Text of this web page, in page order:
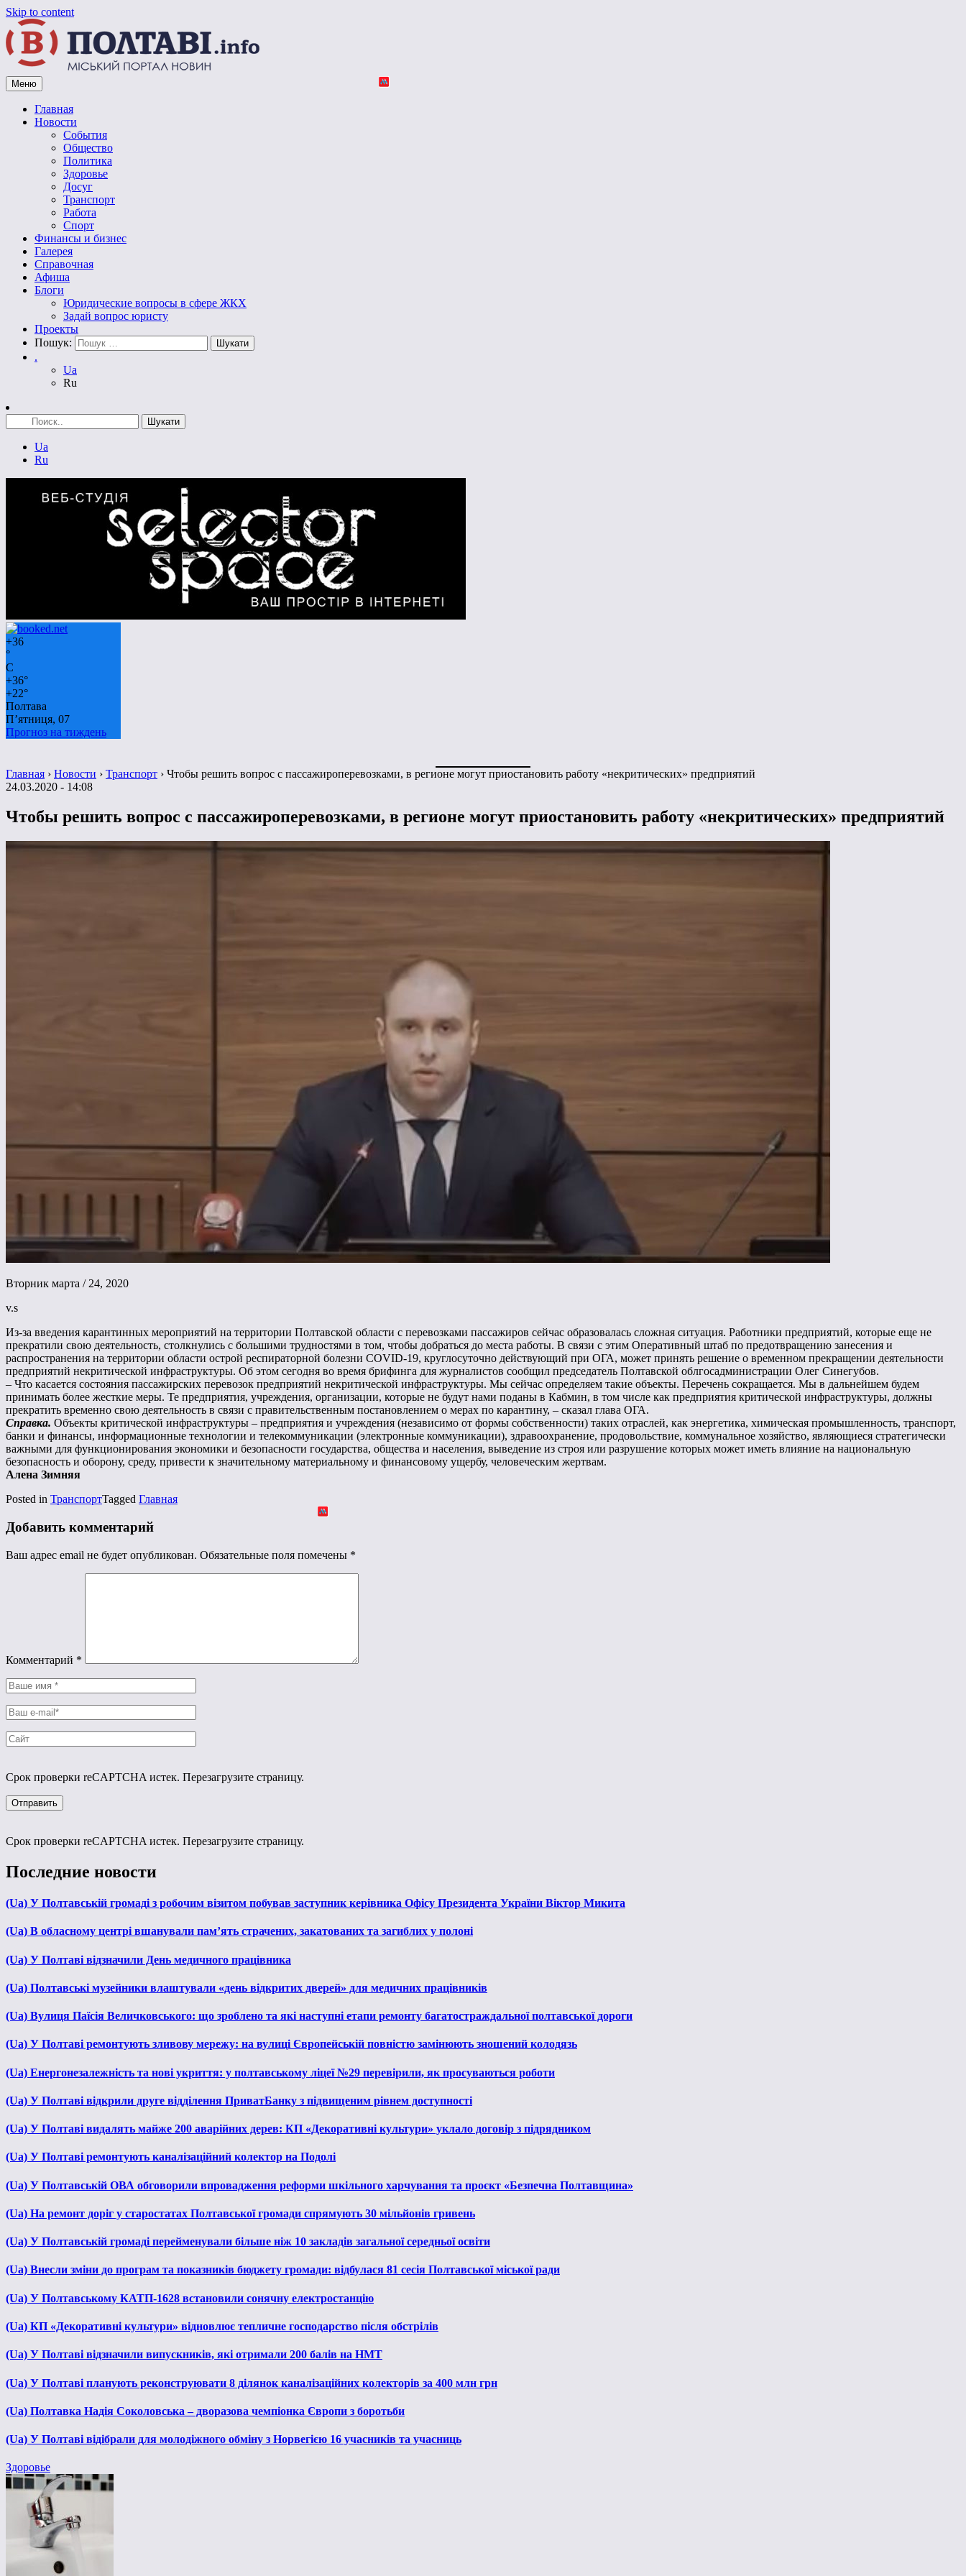
Skip to content
Vpoltave.info
Полтавский портал новостей
Меню
Главная
Новости
События
Общество
Политика
Здоровье
Досуг
Транспорт
Работа
Спорт
Финансы и бизнес
Галерея
Справочная
Афиша
Блоги
Юридические вопросы в сфере ЖКХ
Задай вопрос юристу
Проекты
Пошук:
.
Ua
Ru
Ua
Ru
+36
°
C
+36°
+22°
Полтава
П’ятниця, 07
Прогноз на тиждень
Главная › Новости › Транспорт › Чтобы решить вопрос с пассажироперевозками, в регионе могут приостановить работу «некритических» предприятий
24.03.2020 - 14:08
Чтобы решить вопрос с пассажироперевозками, в регионе могут приостановить работу «некритических» предприятий
Вторник марта / 24, 2020
v.s
Из-за введения карантинных мероприятий на территории Полтавской области с перевозками пассажиров сейчас образовалась сложная ситуация. Работники предприятий, которые еще не
прекратили свою деятельность, столкнулись с большими трудностями в том, чтобы добраться до места работы. В связи с этим Оперативный штаб по предотвращению занесения и
распространения на территории области острой респираторной болезни COVID-19, круглосуточно действующий при ОГА, может принять решение о временном прекращении деятельности
предприятий некритической инфраструктуры. Об этом сегодня во время брифинга для журналистов сообщил председатель Полтавской облгосадминистрации Олег Синегубов.
– Что касается состояния пассажирских перевозок предприятий некритической инфраструктуры. Мы сейчас определяем такие объекты. Перечень сокращается. Мы в дальнейшем будем
принимать более жесткие меры. Те предприятия, учреждения, организации, которые не будут нами поданы в Кабмин, в том числе как предприятия критической инфраструктуры, должны
прекратить временно свою деятельность в связи с правительственным постановлением о мерах по карантину, – сказал глава ОГА.
Справка. Объекты критической инфраструктуры – предприятия и учреждения (независимо от формы собственности) таких отраслей, как энергетика, химическая промышленность, транспорт,
банки и финансы, информационные технологии и телекоммуникации (электронные коммуникации), здравоохранение, продовольствие, коммунальное хозяйство, являющиеся стратегически
важными для функционирования экономики и безопасности государства, общества и населения, выведение из строя или разрушение которых может иметь влияние на национальную
безопасность и оборону, среду, привести к значительному материальному и финансовому ущербу, человеческим жертвам.
Алена Зимняя
Posted in ТранспортTagged Главная
Добавить комментарий
Ваш адрес email не будет опубликован. Обязательные поля помечены *
Комментарий *
Срок проверки reCAPTCHA истек. Перезагрузите страницу.
Срок проверки reCAPTCHA истек. Перезагрузите страницу.
Последние новости
(Ua) У Полтавській громаді з робочим візитом побував заступник керівника Офісу Президента України Віктор Микита
(Ua) В обласному центрі вшанували пам’ять страчених, закатованих та загиблих у полоні
(Ua) У Полтаві відзначили День медичного працівника
(Ua) Полтавські музейники влаштували «день відкритих дверей» для медичних працівників
(Ua) Вулиця Паїсія Величковського: що зроблено та які наступні етапи ремонту багатостраждальної полтавської дороги
(Ua) У Полтаві ремонтують зливову мережу: на вулиці Європейській повністю замінюють зношений колодязь
(Ua) Енергонезалежність та нові укриття: у полтавському ліцеї №29 перевірили, як просуваються роботи
(Ua) У Полтаві відкрили друге відділення ПриватБанку з підвищеним рівнем доступності
(Ua) У Полтаві видалять майже 200 аварійних дерев: КП «Декоративні культури» уклало договір з підрядником
(Ua) У Полтаві ремонтують каналізаційний колектор на Подолі
(Ua) У Полтавській ОВА обговорили впровадження реформи шкільного харчування та проєкт «Безпечна Полтавщина»
(Ua) На ремонт доріг у старостатах Полтавської громади спрямують 30 мільйонів гривень
(Ua) У Полтавській громаді перейменували більше ніж 10 закладів загальної середньої освіти
(Ua) Внесли зміни до програм та показників бюджету громади: відбулася 81 сесія Полтавської міської ради
(Ua) У Полтавському КАТП-1628 встановили сонячну електростанцію
(Ua) КП «Декоративні культури» відновлює тепличне господарство після обстрілів
(Ua) У Полтаві відзначили випускників, які отримали 200 балів на НМТ
(Ua) У Полтаві планують реконструювати 8 ділянок каналізаційних колекторів за 400 млн грн
(Ua) Полтавка Надія Соколовська – дворазова чемпіонка Європи з боротьби
(Ua) У Полтаві відібрали для молодіжного обміну з Норвегією 16 учасників та учасниць
Здоровье